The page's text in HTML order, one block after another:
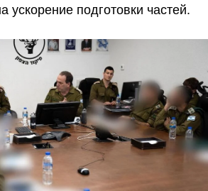
ускорение подготовки частей.